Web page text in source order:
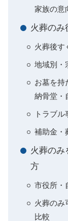
家族の意
火葬のみ
火葬後す
地域別・
お墓を持
納骨堂・
トラブ
補助金・
火葬のみ
方
市役所・
火葬のみ
比較